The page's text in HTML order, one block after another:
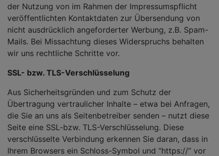
der Nutzung von im Rahmen der Impressumspflicht
veröffentlichten Kontaktdaten zur Übersendung von
nicht ausdrücklich angeforderter Werbung, z.B. Spam-
Mails. Bei Missachtung dieses Widerspruchs behalten
wir uns rechtliche Schritte vor.
SSL- bzw. TLS-Verschlüsselung
Aus Sicherheitsgründen und zum Schutz der
Übertragung vertraulicher Inhalte – etwa bei Anfragen,
die Sie an uns als Seitenbetreiber senden – nutzt diese
Seite eine SSL-bzw. TLS-Verschlüsselung. Diese
verschlüsselte Verbindung erkennen Sie daran, dass in
Ihrem Browsers ein Schloss-Symbol und “https://” vor